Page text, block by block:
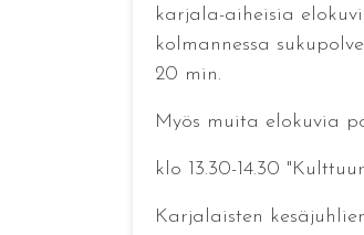
karjala-aiheisia
kolmannessa
20 min.
Myös muita elokuvia
klo 13.30-14.30
Karjalaisten